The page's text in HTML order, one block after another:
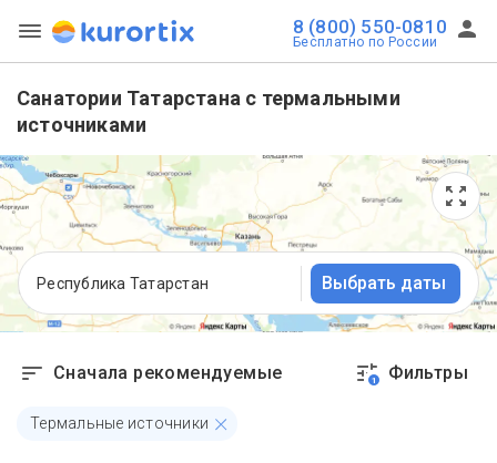
8 (800) 550-0810
Бесплатно по России
Санатории Татарстана с термальными
источниками
Республика Татарстан Выбрать даты
Сначала рекомендуемые 1 Фильтры
Термальные источники